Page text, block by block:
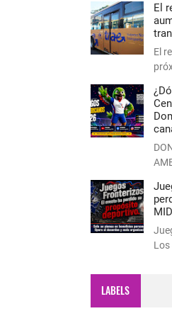
El
El
LABELS